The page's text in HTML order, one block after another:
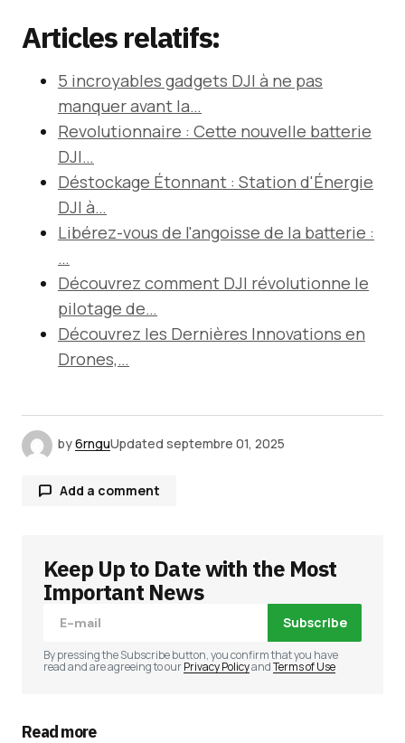
Articles relatifs:
5 incroyables gadgets DJI à ne pas
manquer avant la…
Revolutionnaire : Cette nouvelle batterie
DJI…
Déstockage Étonnant : Station d'Énergie
DJI à…
Libérez-vous de l'angoisse de la batterie :
…
Découvrez comment DJI révolutionne le
pilotage de…
Découvrez les Dernières Innovations en
Drones,…
by6rnguUpdated septembre 01, 2025
Add a comment
Votre adresse e-mail ne sera pas publiée.Les
champs obligatoires sont indiqués avec
Keep Up to Date with the Most
Important News
Subscribe
By pressing the Subscribe button, you confirm that you have
read and are agreeing to ourPrivacy PolicyandTerms of Use
Read more